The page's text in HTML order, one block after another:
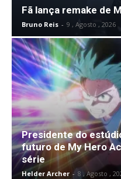
Fã lança remake de
Bruno Reis - 9 , Agosto , 2026
Presidente do
futuro de My Hero
série
Helder Archer - 8 , Agosto ,